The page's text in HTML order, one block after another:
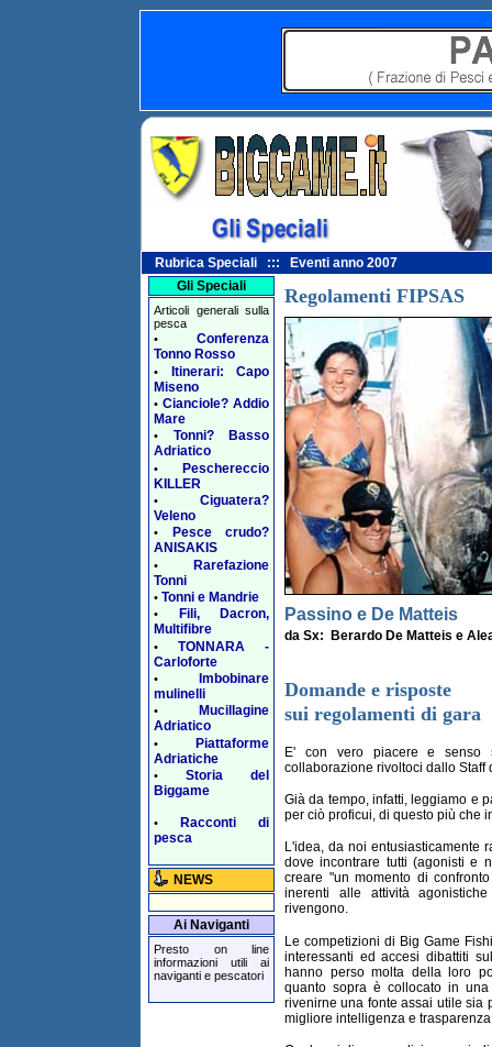
Rubrica Speciali ::: Eventi anno 2007
Gli Speciali
Articoli generali sulla
pesca
• Conferenza
Tonno Rosso
• Itinerari: Capo
Miseno
• Cianciole? Addio
Mare
• Tonni? Basso
Adriatico
• Peschereccio
KILLER
• Ciguatera?
Veleno
•
Pesce crudo?
ANISAKIS
• Rarefazione
Tonni
• Tonni e Mandrie
•
Fili, Dacron,
Multifibre
• TONNARA -
Carloforte
•
Imbobinare
mulinelli
•
Mucillagine
Adriatico
• Piattaforme
Adriatiche
• Storia del
Biggame
• Racconti di
pesca
NEWS
Ai Naviganti
Presto on line
informazioni utili ai
naviganti e pescatori
Regolamenti FIPSAS
Passino e De Matteis
da Sx: Berardo De Matteis e
Domande e risposte
sui regolamenti di gara
E' con vero piacere e senso
collaborazione rivoltoci dallo Staff
Già da tempo, infatti, leggiamo e
per ciò proficui, di questo più che
L'idea, da noi entusiasticamente
dove incontrare tutti (agonisti e
creare "un momento di
inerenti alle attività
rivengono.
Le competizioni di Big Game
interessanti ed accesi dibattiti
hanno perso molta della loro
quanto sopra è collocato in
rivenirne una fonte assai utile sia
migliore intelligenza e